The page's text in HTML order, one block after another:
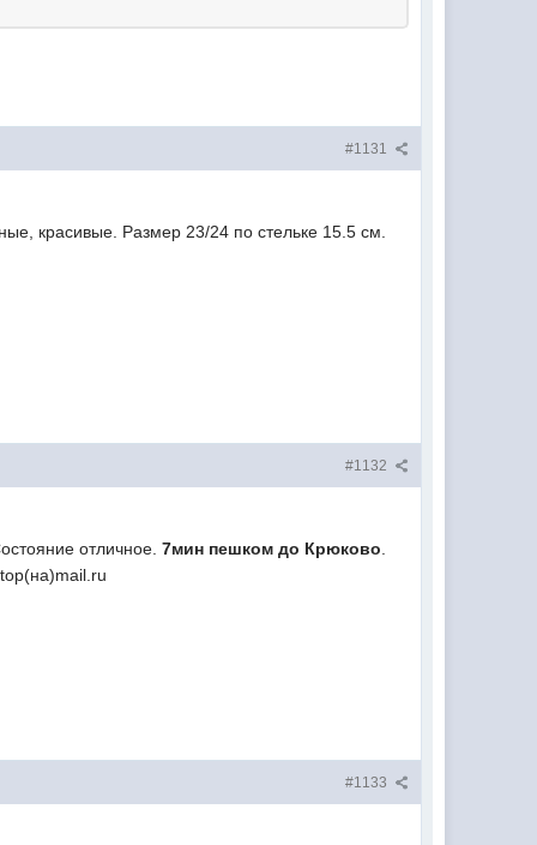
#1131
красивые. Размер 23/24 по стельке 15.5 см.
#1132
отличное.7мин пешком до Крюково
#1133